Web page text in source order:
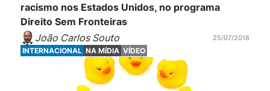
racismo nos Estados Unidos, no programa
Direito Sem Fronteiras
João Carlos Souto
25/07/2018
INTERNACIONAL NA MÍDIA VÍDEO